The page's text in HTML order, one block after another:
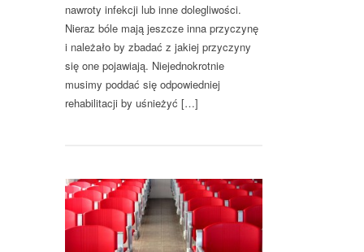
nawroty infekcji lub inne dolegliwości.
Nieraz bóle mają jeszcze inna przyczynę
i należało by zbadać z jakiej przyczyny
się one pojawiają. Niejednokrotnie
musimy poddać się odpowiedniej
rehabilitacji by uśnieżyć […]